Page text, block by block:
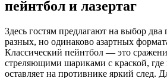
пейнтбол и лазертаг
Здесь гостям предлагают на выбор
разных, но одинаково азартных
Классический пейнтбол — это
стреляющими шариками с краской, где
оставляет на противнике яркий след.